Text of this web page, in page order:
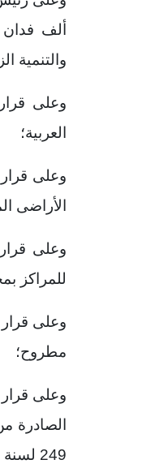
ألف
والتنمية
العربية؛
الأراضى
للمراكز
مطروح؛
الصادرة
249 لسنة 2016، 636 لسنة 2017؛